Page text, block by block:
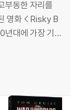
부동한 자리를
대에 가장 기
사 역을 맡았
니>, <칵테일>,